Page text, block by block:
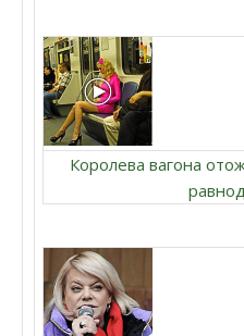
Королева вагона